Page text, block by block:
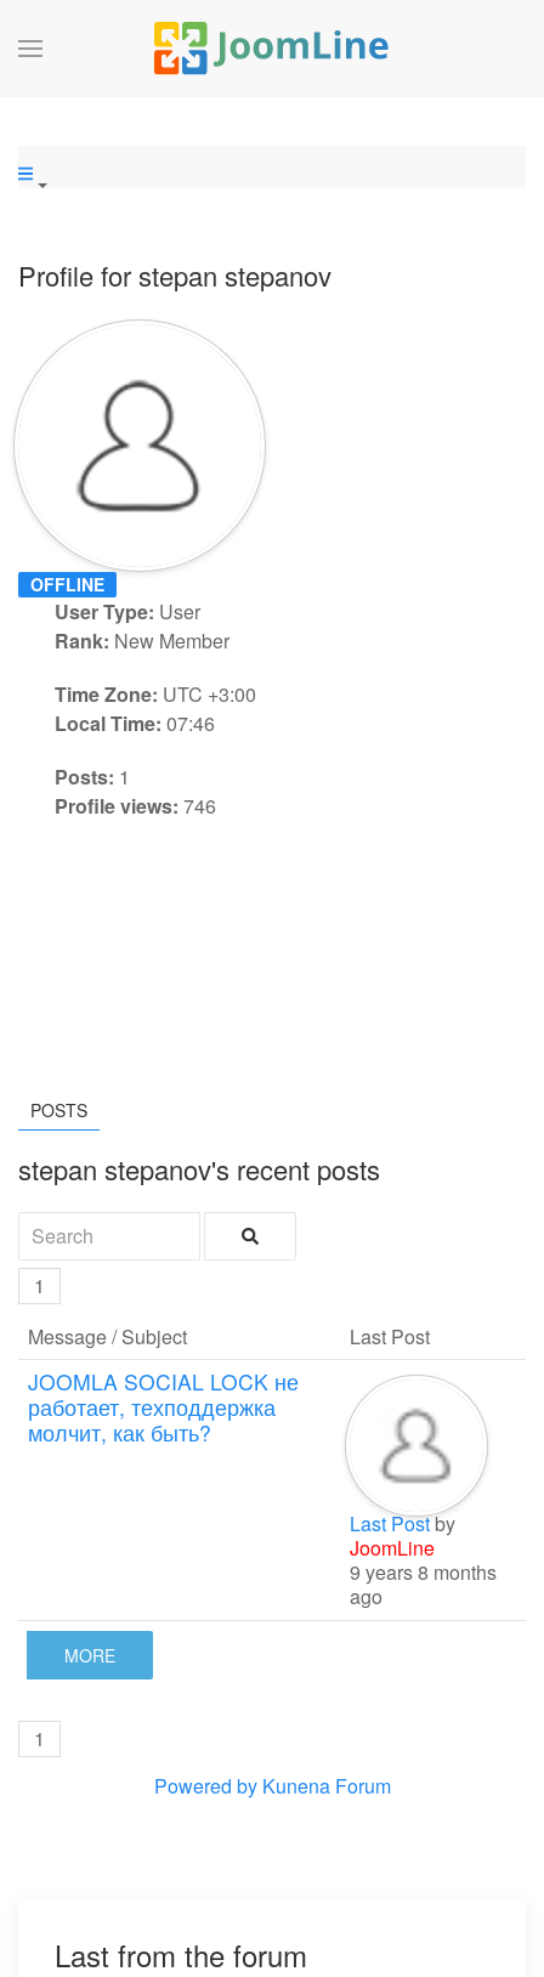
Profile for stepan stepanov
OFFLINE
User Type: User
Rank: New Member
Time Zone: UTC +3:00
Local Time: 07:46
Posts: 1
Profile views: 746
POSTS
stepan stepanov's recent posts
1
Message / Subject
Last Post
MORE
JOOMLA SOCIAL LOCK не
работает, техподдержка
молчит, как быть?
Last Postby
JoomLine
9 years 8 months
ago
1
Powered by Kunena Forum
Last from the forum